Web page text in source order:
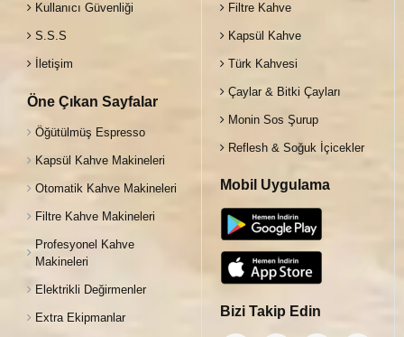
Kullanıcı Güvenliği
S.S.S
İletişim
Öne Çıkan Sayfalar
Öğütülmüş Espresso
Kapsül Kahve Makineleri
Otomatik Kahve Makineleri
Filtre Kahve Makineleri
Profesyonel Kahve
Makineleri
Elektrikli Değirmenler
Extra Ekipmanlar
Filtre Kahve
Kapsül Kahve
Türk Kahvesi
Çaylar & Bitki Çayları
Monin Sos Şurup
Reflesh & Soğuk İçicekler
Mobil Uygulama
Bizi Takip Edin